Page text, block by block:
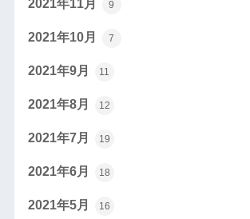
2021年11月 9
2021年10月 7
2021年9月 11
2021年8月 12
2021年7月 19
2021年6月 18
2021年5月 16